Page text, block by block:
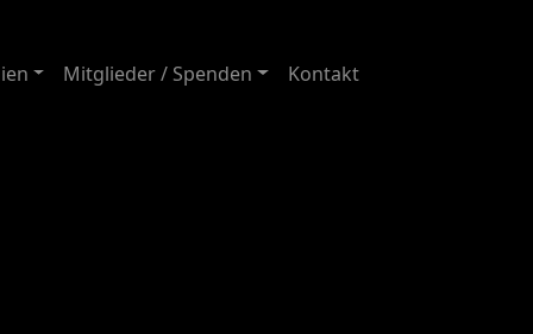
Mitglieder / Spenden Kontakt